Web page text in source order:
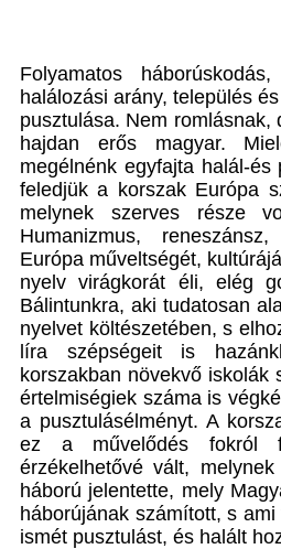
Folyamatos
halálozási arány, település
pusztulása. Nem romlásnak,
hajdan erős magyar.
megélnénk egyfajta halál-
feledjük a korszak Európa
melynek szerves része
Humanizmus,
Európa műveltségét,
nyelv virágkorát éli, elég
Bálintunkra, aki tudatosan
nyelvet költészetében, s
líra szépségeit is
korszakban növekvő iskolák
értelmiségiek száma is
a pusztulásélményt. A
ez a művelődés fokról
érzékelhetővé vált,
háború jelentette, mely
háborújának számított, s ami
ismét pusztulást, és halált